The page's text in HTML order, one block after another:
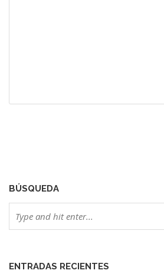
BÚSQUEDA
ENTRADAS RECIENTES